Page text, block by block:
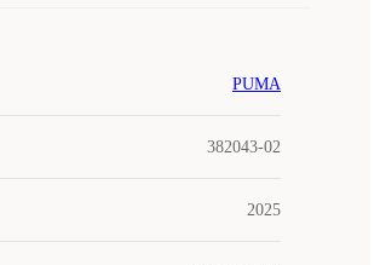
PUMA
382043-02
2025